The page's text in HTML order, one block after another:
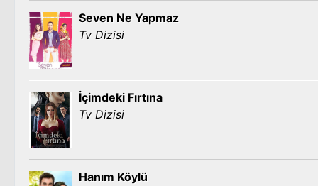
Seven Ne Yapmaz
Tv Dizisi
İçimdeki Fırtına
Tv Dizisi
Hanım Köylü